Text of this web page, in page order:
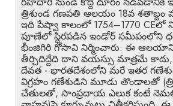
త్రిశుండ గణపతి ఆలయం 18వ
ఇది పేష్వా కాలంలో 1754–1770 CEలో
పూణేలో స్థిరపడిన ఇండోర్ సమీపంలోని
భీంజిగిరి గోసావి నిర్మించారు. ఈ
తీర్చిదిద్దేది దాని వయస్సు మాత్రమే
దేవత - భారతదేశంలోని మరే ఇతర
విగ్రహం గణేశుడిని మూడు తొండాలతో
చేతులతో, సాంప్రదాయ ఎలుక కంటే